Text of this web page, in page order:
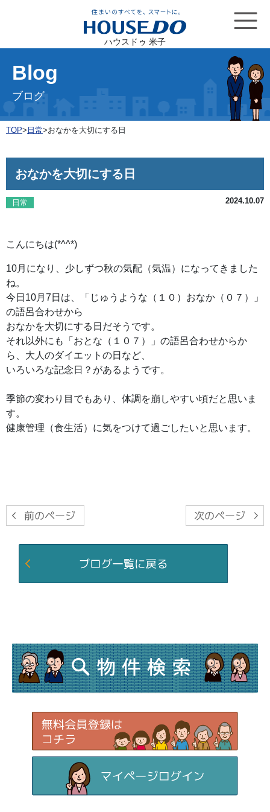
ハウスドゥ 米子
Blog
ブログ
TOP> 日常>おなかを大切にする日
おなかを大切にする日
日常 2024.10.07
こんにちは(*^^*)
10月になり、少しずつ秋の気配（気温）になってきました
ね。
今日10月7日は、「じゅうような（１０）おなか（０７）」
の語呂合わせから
おなかを大切にする日だそうです。
それ以外にも「おとな（１０７）」の語呂合わせからか
ら、大人のダイエットの日など、
いろいろな記念日？があるようです。
季節の変わり目でもあり、体調を崩しやすい頃だと思いま
す。
健康管理（食生活）に気をつけて過ごしたいと思います。